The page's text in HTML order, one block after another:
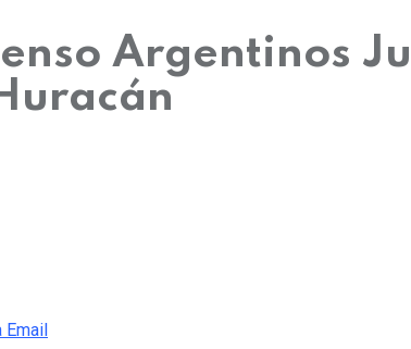
Argentinos
Email